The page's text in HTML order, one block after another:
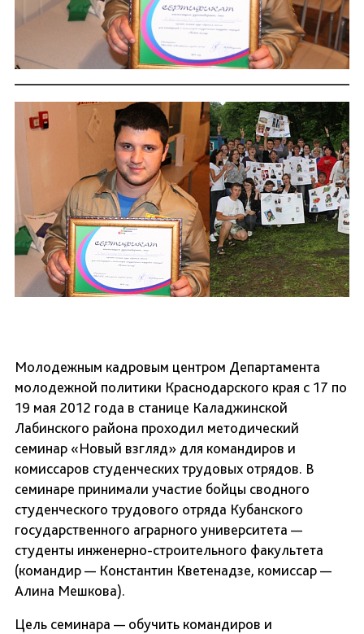
Молодежным кадровым центром Департамента
молодежной политики Краснодарского края с 17 по
19 мая 2012 года в станице Каладжинской
Лабинского района проходил методический
семинар «Новый взгляд» для командиров и
комиссаров студенческих трудовых отрядов. В
семинаре принимали участие бойцы сводного
студенческого трудового отряда Кубанского
государственного аграрного университета —
студенты инженерно-строительного факультета
(командир — Константин Кветенадзе, комиссар —
Алина Мешкова).
Цель семинара — обучить командиров и